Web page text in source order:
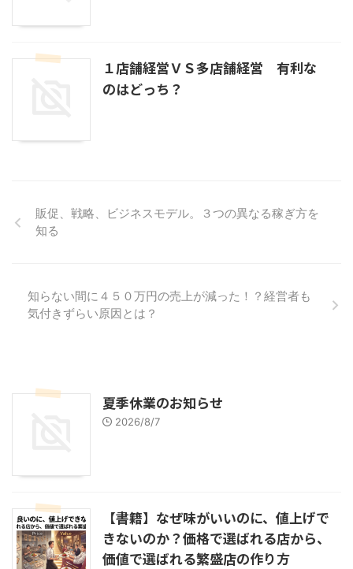
１店舗経営ＶＳ多店舗経営 有利な
のはどっち？
販促、戦略、ビジネスモデル。３つの異なる稼ぎ方を
知る
知らない間に４５０万円の売上が減った！？経営者も
気付きずらい原因とは？
夏季休業のお知らせ
2026/8/7
【書籍】なぜ味がいいのに、値上げで
きないのか？価格で選ばれる店から、
価値で選ばれる繁盛店の作り方